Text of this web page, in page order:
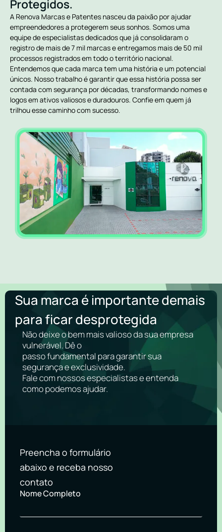
Protegidos.
A Renova Marcas e Patentes nasceu da paixão por ajudar
empreendedores a protegerem seus sonhos. Somos uma
equipe de especialistas dedicados que já consolidaram o
registro de mais de 7 mil marcas e entregamos mais de 50 mil
processos registrados em todo o território nacional.
Entendemos que cada marca tem uma história e um potencial
únicos. Nosso trabalho é garantir que essa história possa ser
contada com segurança por décadas, transformando nomes e
logos em ativos valiosos e duradouros. Confie em quem já
trilhou esse caminho com sucesso.
Sua marca é importante demais
para ficar desprotegida
Não deixe o bem mais valioso da sua empresa
vulnerável. Dê o
passo fundamental para garantir sua
segurança e exclusividade.
Fale com nossos especialistas e entenda
como podemos ajudar.
Preencha o formulário
abaixo e receba nosso
contato
Nome Completo